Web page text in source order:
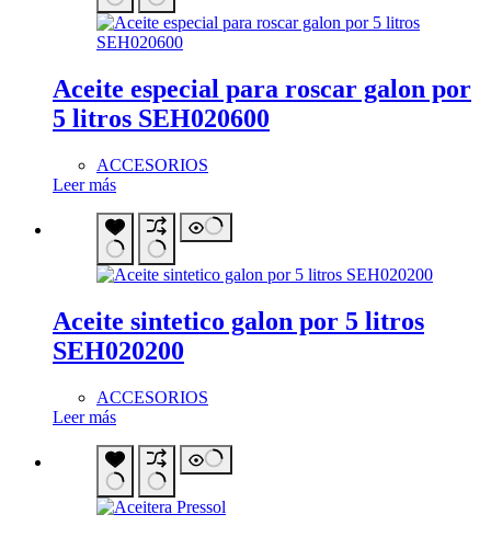
Aceite especial para roscar galon por
5 litros SEH020600
ACCESORIOS
Leer más
Aceite sintetico galon por 5 litros
SEH020200
ACCESORIOS
Leer más